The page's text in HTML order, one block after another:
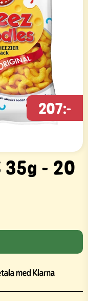
35g - 20
207:-
med Klarna